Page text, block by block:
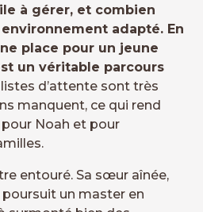
à gérer, et combien
environnement adapté. En
place pour un jeune
un véritable parcours
listes d’attente sont très
manquent, ce qui rend
pour Noah et pour
entouré. Sa sœur aînée,
poursuit un master en